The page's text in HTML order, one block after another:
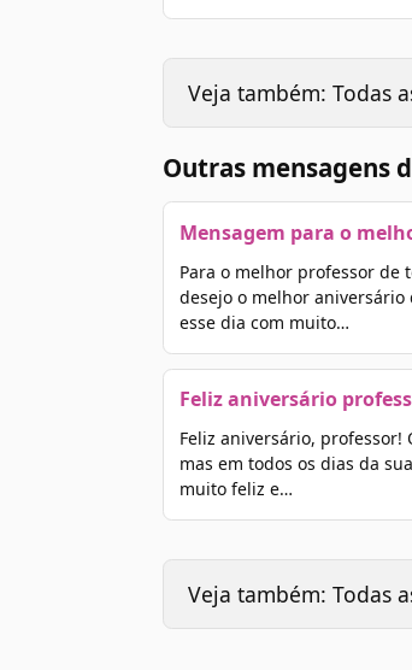
Veja também: Todas
Outras mensagens
Mensagem para o
Para o melhor professor de
desejo o melhor aniversário
esse dia com muito…
Feliz aniversário
Feliz aniversário, professor!
mas em todos os dias da
muito feliz e…
Veja também: Todas